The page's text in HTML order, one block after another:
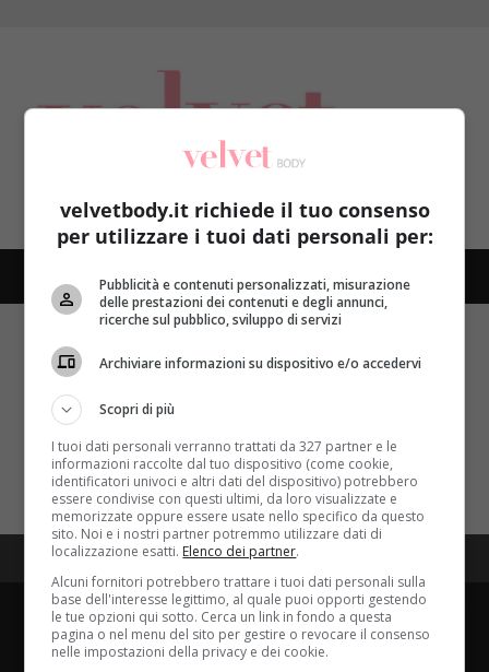
PRIMARY
MENU
Nothing Found
It seems we can’t find what you’re looking for.
Perhaps searching can help.
Ricerca
per:
Redazione
Disclaimer
Privacy Policy
Copyright © 2025 Velvetbody.it proprietà di Jws Media
Srl - Via Cavour 310 - 00184 Roma (RM) - P.Iva
17132921002 - Questo blog non è una testata
velvetbody.it richiede il tuo consenso
per utilizzare i tuoi dati personali per:
Pubblicità e contenuti personalizzati, misurazione
delle prestazioni dei contenuti e degli annunci,
ricerche sul pubblico, sviluppo di servizi
Archiviare informazioni su dispositivo e/o accedervi
Scopri di più
I tuoi dati personali verranno trattati da 327 partner e le
informazioni raccolte dal tuo dispositivo (come cookie,
identificatori univoci e altri dati del dispositivo) potrebbero
essere condivise con questi ultimi, da loro visualizzate e
memorizzate oppure essere usate nello specifico da questo
sito. Noi e i nostri partner potremmo utilizzare dati di
localizzazione esatti. Elenco dei partner.
Alcuni fornitori potrebbero trattare i tuoi dati personali sulla
base dell'interesse legittimo, al quale puoi opporti gestendo
le tue opzioni qui sotto. Cerca un link in fondo a questa
pagina o nel menu del sito per gestire o revocare il consenso
nelle impostazioni della privacy e dei cookie.